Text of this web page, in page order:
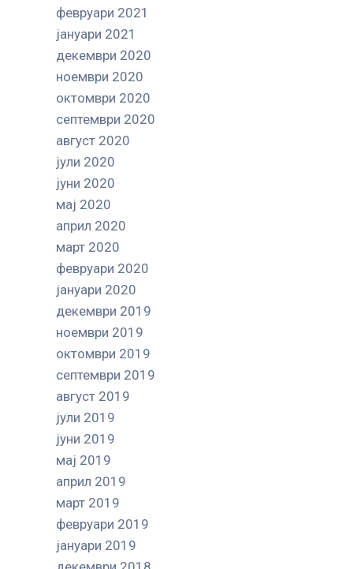
февруари 2021
јануари 2021
декември 2020
ноември 2020
октомври 2020
септември 2020
август 2020
јули 2020
јуни 2020
мај 2020
април 2020
март 2020
февруари 2020
јануари 2020
декември 2019
ноември 2019
октомври 2019
септември 2019
август 2019
јули 2019
јуни 2019
мај 2019
април 2019
март 2019
февруари 2019
јануари 2019